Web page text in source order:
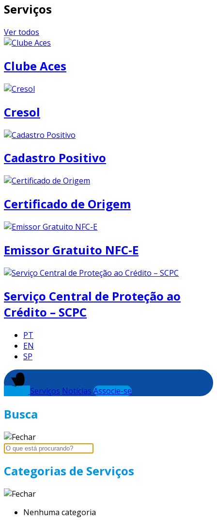
Serviços
Ver todos
Clube Aces
Cresol
Cadastro Positivo
Certificado de Origem
Emissor Gratuito NFC-E
Serviço Central de Proteção ao
Crédito – SCPC
PT
EN
SP
Serviços Notícias Associe-se
Busca
Categorias de Serviços
Nenhuma categoria